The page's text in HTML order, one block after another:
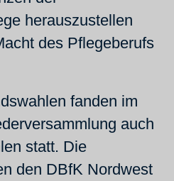
herauszustellen
des Pflegeberufs
fanden im
auch
statt. Die
den DBfK Nordwest